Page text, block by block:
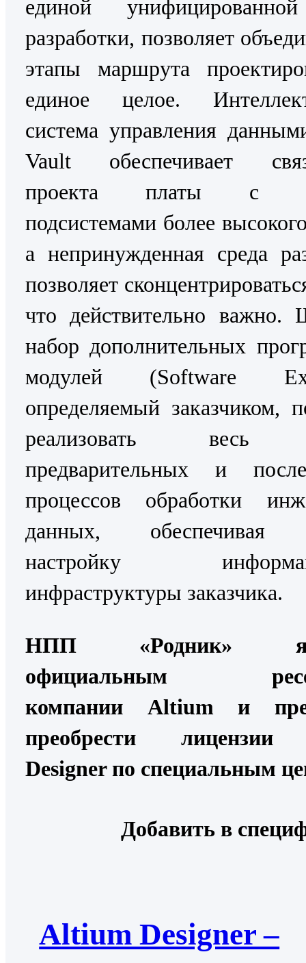
единой
разработки, позволяет
этапы маршрута
единое целое.
система управления
Vault обеспечивает
проекта платы с
подсистемами более
а непринужденная среда
позволяет
что действительно важно.
набор дополнительных
модулей (Software
определяемый заказчиком,
реализовать весь
предварительных и
процессов обработки
данных, обеспечивая
настройку
инфраструктуры заказчика.
НПП «Родник»
официальным
компании Altium и
преобрести
Designer по специальным
Altium Designer –
Добавить в